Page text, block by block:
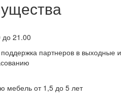
21.00
партнеров в выходные и
мебель от 1,5 до 5 лет